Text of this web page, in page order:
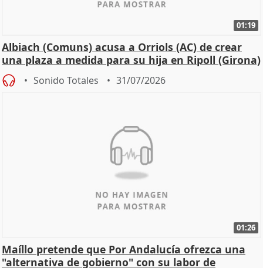
01:19
Albiach (Comuns) acusa a Orriols (AC) de crear
una plaza a medida para su hija en Ripoll (Girona)
Sonido Totales 31/07/2026
01:26
Maíllo pretende que Por Andalucía ofrezca una
"alternativa de gobierno" con su labor de